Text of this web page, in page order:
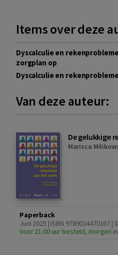
Items over deze
Dyscalculie en
zorgplan op
Dyscalculie en
Van deze auteur:
De gelukkige
Marisca
Paperback
Juni 2025 | ISBN 9789024470167 |
Voor 21:00 uur besteld, morgen